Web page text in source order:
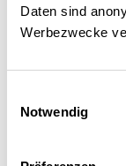
Daten sind
Werbezwecke
Notwendig
risques
temps,
toutefois
à sable